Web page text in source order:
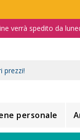
verrà spedito da
personale